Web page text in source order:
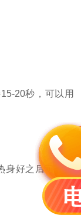
20秒，可以用
身好之后可以试